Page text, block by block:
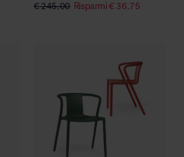
€245,00 Risparmi€36,75